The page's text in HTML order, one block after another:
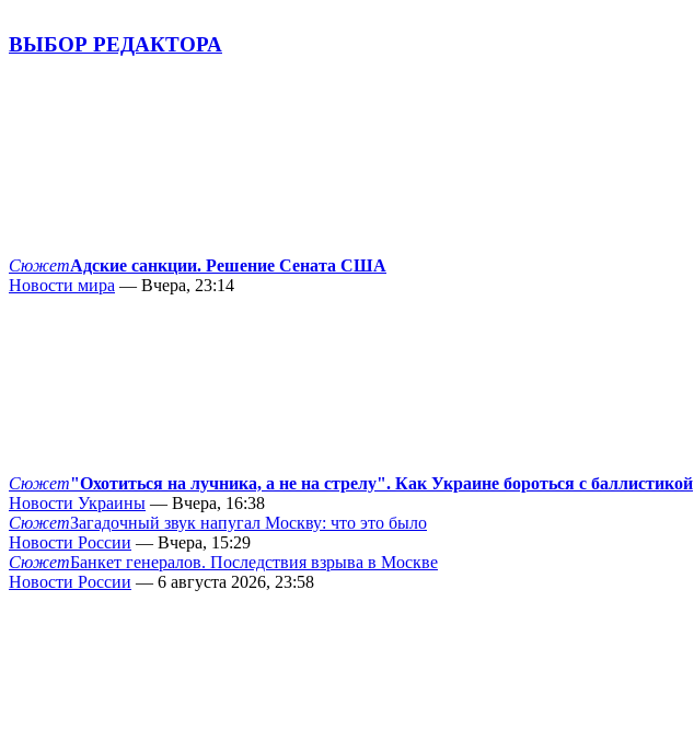
ВЫБОР РЕДАКТОРА
СюжетАдские санкции. Решение Сената США
Новости мира — Вчера, 23:14
Сюжет"Охотиться на лучника, а не на стрелу". Как Украине бороться с баллистикой
Новости Украины — Вчера, 16:38
СюжетЗагадочный звук напугал Москву: что это было
Новости России — Вчера, 15:29
СюжетБанкет генералов. Последствия взрыва в Москве
Новости России — 6 августа 2026, 23:58